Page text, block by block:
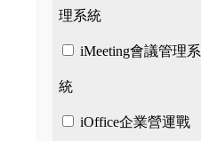
理系統
iMeeting會議管理系
統
iOffice企業營運戰